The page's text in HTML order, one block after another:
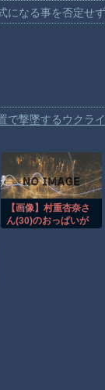
になる事を否定せ
で撃墜するウクラ
が溺れてしまう事
はまだPTSDと
バメが賢い。
が飛んでくる事故(
んと全巻100円ｗ
【画像】村重杏奈さ
ん(30)のおっぱいが